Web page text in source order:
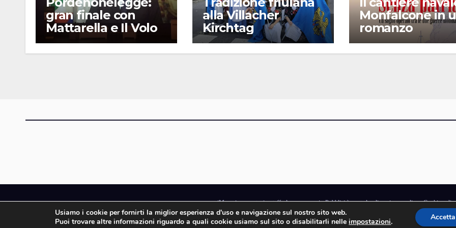
gran finale con
Mattarella e Il Volo
alla Villacher
Kirchtag
Monfalcone in
romanzo
iMagazine · contatti e staff · lavora con noi · Pubblicità · note legali e privacy policy · Cookie
iMagazine è un marchio di proprietà di Goliardica Editrice redazione in via Aquileia 64a, Bagnaria Arsa (UD) -
© 2006 - 2026 Goliardica Editrice
Usiamo i cookie per fornirti la miglior esperienza d'uso e navigazione sul nostro sito web.
Puoi trovare altre informazioni riguardo a quali cookie usiamo sul sito o disabilitarli nelleimpostazioni. Accetta